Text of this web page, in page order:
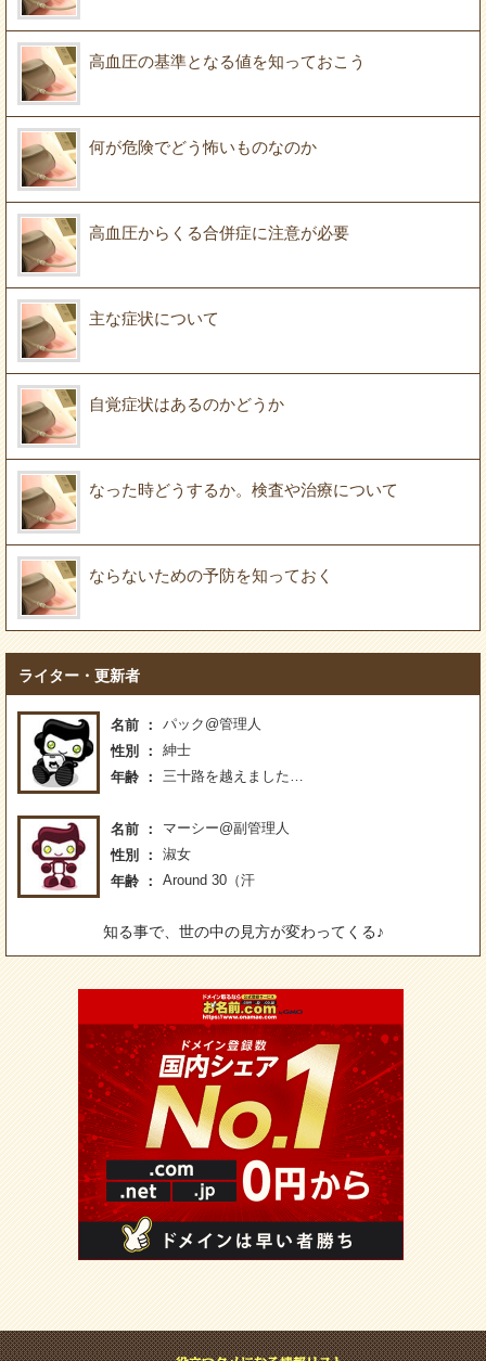
高血圧の基準となる値を知っておこう
何が危険でどう怖いものなのか
高血圧からくる合併症に注意が必要
主な症状について
自覚症状はあるのかどうか
なった時どうするか。検査や治療について
ならないための予防を知っておく
ライター・更新者
名前
パック@管理人
性別
紳士
年齢
三十路を越えました…
名前
マーシー@副管理人
性別
淑女
年齢
Around 30（汗
知る事で、世の中の見方が変わってくる♪